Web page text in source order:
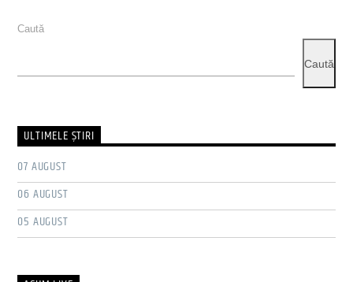
Caută
Caută
ULTIMELE ŞTIRI
07 AUGUST
06 AUGUST
05 AUGUST